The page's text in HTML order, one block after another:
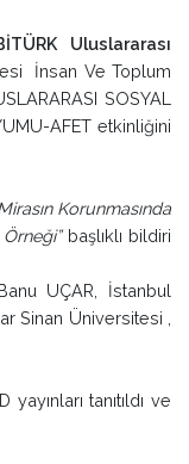
Uluslararası
İnsan Ve Toplum
SOSYAL
AFET etkinliğini
Korunmasında
başlıklı bildiri
UÇAR, İstanbul
Sinan Üniversitesi ,
yayınları tanıtıldı ve